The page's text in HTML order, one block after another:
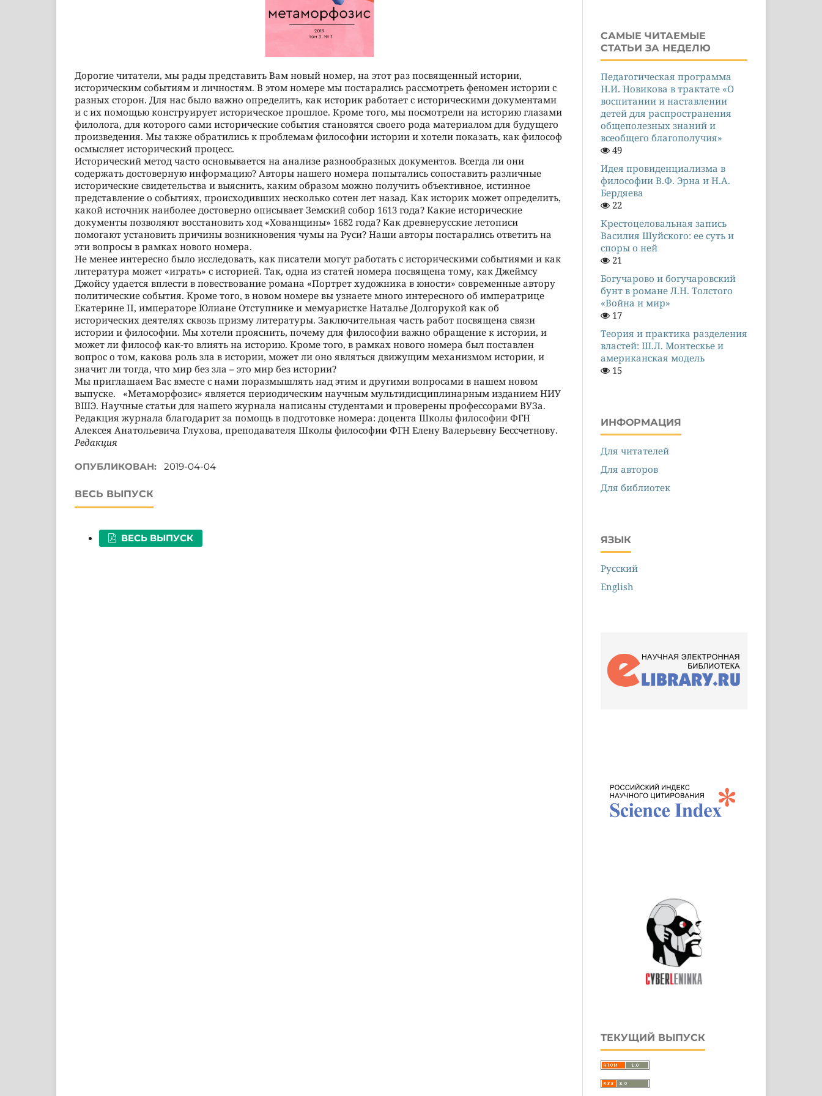
Дорогие читатели, мы рады представить Вам новый номер, на этот раз посвященный истории,
историческим событиям и личностям. В этом номере мы постарались рассмотреть феномен истории с
разных сторон. Для нас было важно определить, как историк работает с историческими документами
и с их помощью конструирует историческое прошлое. Кроме того, мы посмотрели на историю глазами
филолога, для которого сами исторические события становятся своего рода материалом для будущего
произведения. Мы также обратились к проблемам философии истории и хотели показать, как философ
осмысляет исторический процесс.
Исторический метод часто основывается на анализе разнообразных документов. Всегда ли они
содержать достоверную информацию? Авторы нашего номера попытались сопоставить различные
исторические свидетельства и выяснить, каким образом можно получить объективное, истинное
представление о событиях, происходивших несколько сотен лет назад. Как историк может определить,
какой источник наиболее достоверно описывает Земский собор 1613 года? Какие исторические
документы позволяют восстановить ход «Хованщины» 1682 года? Как древнерусские летописи
помогают установить причины возникновения чумы на Руси? Наши авторы постарались ответить на
эти вопросы в рамках нового номера.
Не менее интересно было исследовать, как писатели могут работать с историческими событиями и как
литература может «играть» с историей. Так, одна из статей номера посвящена тому, как Джеймсу
Джойсу удается вплести в повествование романа «Портрет художника в юности» современные автору
политические события. Кроме того, в новом номере вы узнаете много интересного об императрице
Екатерине II, императоре Юлиане Отступнике и мемуаристке Наталье Долгорукой как об
исторических деятелях сквозь призму литературы. Заключительная часть работ посвящена связи
истории и философии. Мы хотели прояснить, почему для философии важно обращение к истории, и
может ли философ как-то влиять на историю. Кроме того, в рамках нового номера был поставлен
вопрос о том, какова роль зла в истории, может ли оно являться движущим механизмом истории, и
значит ли тогда, что мир без зла – это мир без истории?
Мы приглашаем Вас вместе с нами поразмышлять над этим и другими вопросами в нашем новом
выпуске. «Метаморфозис» является периодическим научным мультидисциплинарным изданием НИУ
ВШЭ. Научные статьи для нашего журнала написаны студентами и проверены профессорами ВУЗа.
Редакция журнала благодарит за помощь в подготовке номера: доцента Школы философии ФГН
Алексея Анатольевича Глухова, преподавателя Школы философии ФГН Елену Валерьевну Бессчетнову.
Редакция
ОПУБЛИКОВАН: 2019-04-04
ВЕСЬ ВЫПУСК
ВЕСЬ ВЫПУСК
САМЫЕ ЧИТАЕМЫЕ
СТАТЬИ ЗА НЕДЕЛЮ
Педагогическая программа
Н.И. Новикова в трактате «О
воспитании и наставлении
детей для распространения
общеполезных знаний и
всеобщего благополучия»
49
Идея провиденциализма в
философии В.Ф. Эрна и Н.А.
Бердяева
22
Крестоцеловальная запись
Василия Шуйского: ее суть и
споры о ней
21
Богучарово и богучаровский
бунт в романе Л.Н. Толстого
«Война и мир»
17
Теория и практика разделения
властей: Ш.Л. Монтескье и
американская модель
15
ИНФОРМАЦИЯ
Для читателей
Для авторов
Для библиотек
ЯЗЫК
Русский
English
ТЕКУЩИЙ ВЫПУСК